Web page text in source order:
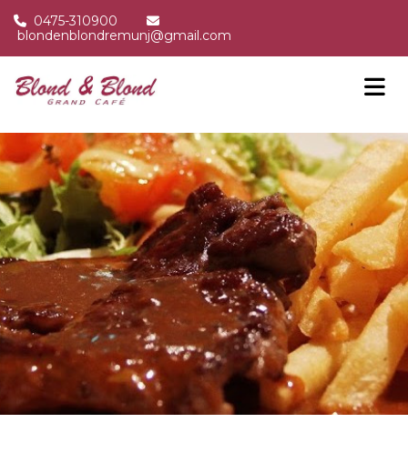
 0475-310900 
blondenblondremunj@gmail.com